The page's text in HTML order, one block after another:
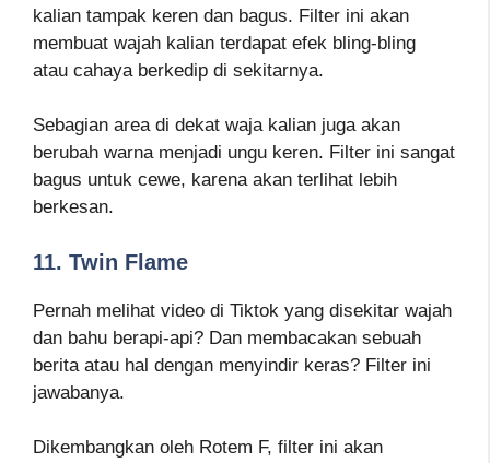
kalian tampak keren dan bagus. Filter ini akan
membuat wajah kalian terdapat efek bling-bling
atau cahaya berkedip di sekitarnya.
Sebagian area di dekat waja kalian juga akan
berubah warna menjadi ungu keren. Filter ini sangat
bagus untuk cewe, karena akan terlihat lebih
berkesan.
11. Twin Flame
Pernah melihat video di Tiktok yang disekitar wajah
dan bahu berapi-api? Dan membacakan sebuah
berita atau hal dengan menyindir keras? Filter ini
jawabanya.
Dikembangkan oleh Rotem F, filter ini akan